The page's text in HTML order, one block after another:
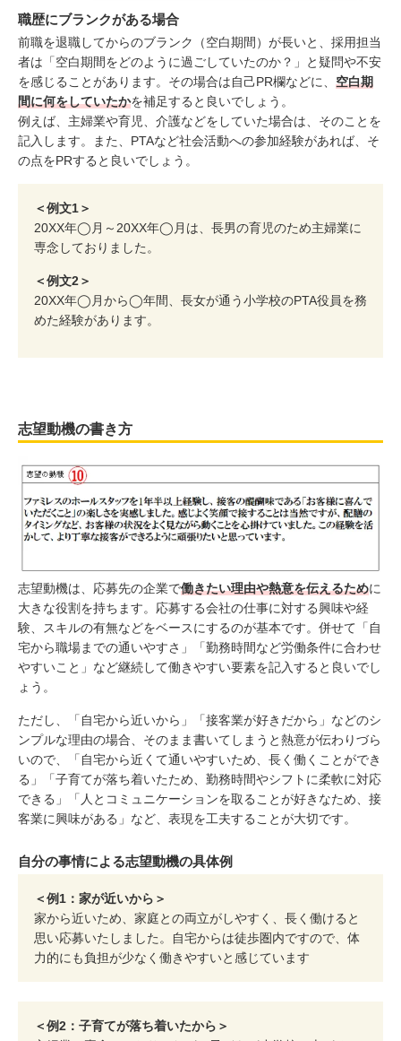
職歴にブランクがある場合
前職を退職してからのブランク（空白期間）が長いと、採用担当
者は「空白期間をどのように過ごしていたのか？」と疑問や不安
を感じることがあります。その場合は自己PR欄などに、 空白期
間に何をしていたかを補足すると良いでしょう。
例えば、主婦業や育児、介護などをしていた場合は、そのことを
記入します。また、PTAなど社会活動への参加経験があれば、そ
の点をPRすると良いでしょう。
＜例文1＞
20XX年◯月～20XX年◯月は、長男の育児のため主婦業に
専念しておりました。
＜例文2＞
20XX年◯月から◯年間、長女が通う小学校のPTA役員を務
めた経験があります。
志望動機の書き方
志望動機は、応募先の企業で働きたい理由や熱意を伝えるために
大きな役割を持ちます。応募する会社の仕事に対する興味や経
験、スキルの有無などをベースにするのが基本です。併せて「自
宅から職場までの通いやすさ」「勤務時間など労働条件に合わせ
やすいこと」など継続して働きやすい要素を記入すると良いでし
ょう。
ただし、「自宅から近いから」「接客業が好きだから」などのシ
ンプルな理由の場合、そのまま書いてしまうと熱意が伝わりづら
いので、「自宅から近くて通いやすいため、長く働くことができ
る」「子育てが落ち着いたため、勤務時間やシフトに柔軟に対応
できる」「人とコミュニケーションを取ることが好きなため、接
客業に興味がある」など、表現を工夫することが大切です。
自分の事情による志望動機の具体例
＜例1：家が近いから＞
家から近いため、家庭との両立がしやすく、長く働けると
思い応募いたしました。自宅からは徒歩圏内ですので、体
力的にも負担が少なく働きやすいと感じています
＜例2：子育てが落ち着いたから＞